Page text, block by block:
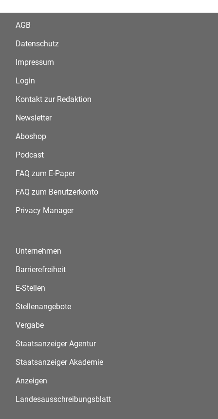
AGB
Datenschutz
Impressum
Login
Kontakt zur Redaktion
Newsletter
Aboshop
Podcast
FAQ zum E-Paper
FAQ zum Benutzerkonto
Privacy Manager
Unternehmen
Barrierefreiheit
E-Stellen
Stellenangebote
Vergabe
Staatsanzeiger Agentur
Staatsanzeiger Akademie
Anzeigen
Landesausschreibungsblatt